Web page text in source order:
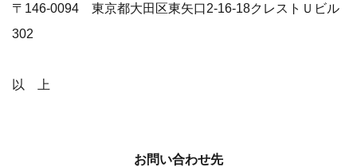
〒146-0094 東京都大田区東矢口2-16-18クレストＵビル
302
以 上
お問い合わせ先